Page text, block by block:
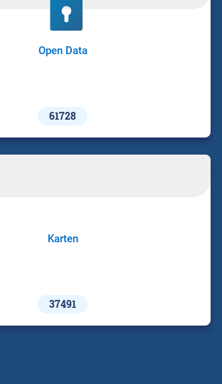
Open Data
61728
Karten
37491